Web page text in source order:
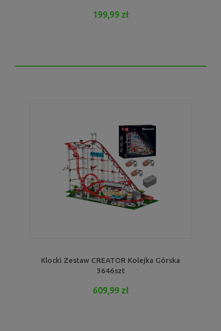
199,99 zł
Klocki Zestaw CREATOR Kolejka Górska
3646szt
609,99 zł